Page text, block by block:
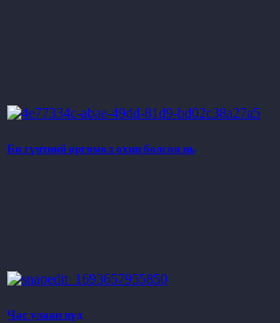
Би гүнтний өргөмөл охин болсон нь
Час улаан нүд